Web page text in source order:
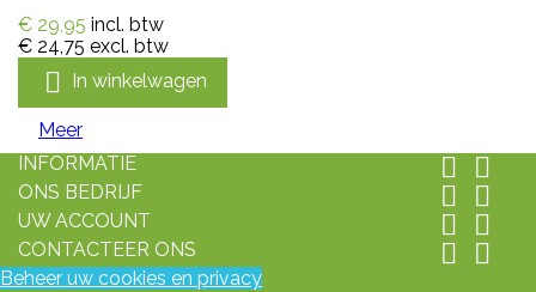
€ 29,95 incl. btw
€ 24,75 excl. btw
 In winkelwagen
Meer
INFORMATIE
 
ONS BEDRIJF  
UW ACCOUNT  
CONTACTEER ONS  
Beheer uw cookies en privacy